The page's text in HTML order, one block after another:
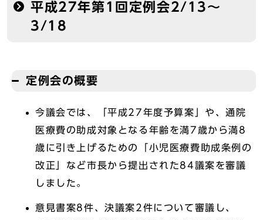
平成27年第1回定例会2/13～
3/18
定例会の概要
今議会では、「平成27年度予算案」や、通院
医療費の助成対象となる年齢を満7歳から満8
歳に引き上げるための「小児医療費助成条例の
改正」など市長から提出された84議案を審議
しました。
意見書案8件、決議案2件について審議し、